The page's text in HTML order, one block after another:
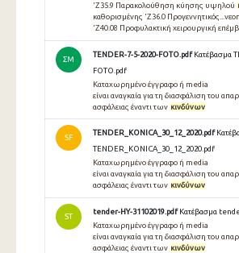
'Z35.9 Παρακολούθηση κύησης υψηλού
καθορισμένης 'Z36.0
'Z40.08 Προφυλακτική χειρουργική
ΣΜ
TENDER-7-5-2020-FOTO.pdf Κατέβασμα
FOTO.pdf
Καταχωρημένο έγγραφο ή media
είναι αναγκαία για τη διασφάλιση του
ασφάλειας έναντι των κινδύνων
SF
TENDER_KONICA_30_12_2020.pdf
TENDER_KONICA_30_12_2020.pdf
Καταχωρημένο έγγραφο ή media
είναι αναγκαία για τη διασφάλιση του
ασφάλειας έναντι των κινδύνων
ST
tender-HY-31102019.pdf Κατέβασμα
Καταχωρημένο έγγραφο ή media
είναι αναγκαία για τη διασφάλιση του
ασφάλειας έναντι των κινδύνων